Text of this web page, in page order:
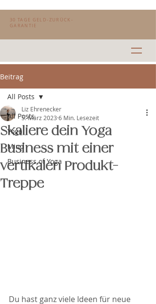
30 TAGE GELD-ZURÜCK-
GARANTIE
Beitrag
All Posts
Yoga
Mind
Business of Yoga
All Posts
Skaliere dein Yoga
Business mit einer
vertikalen Produkt-
Treppe
Liz Ehrenecker
5. März 2023 6 Min. Lesezeit
Du hast ganz viele Ideen für neue